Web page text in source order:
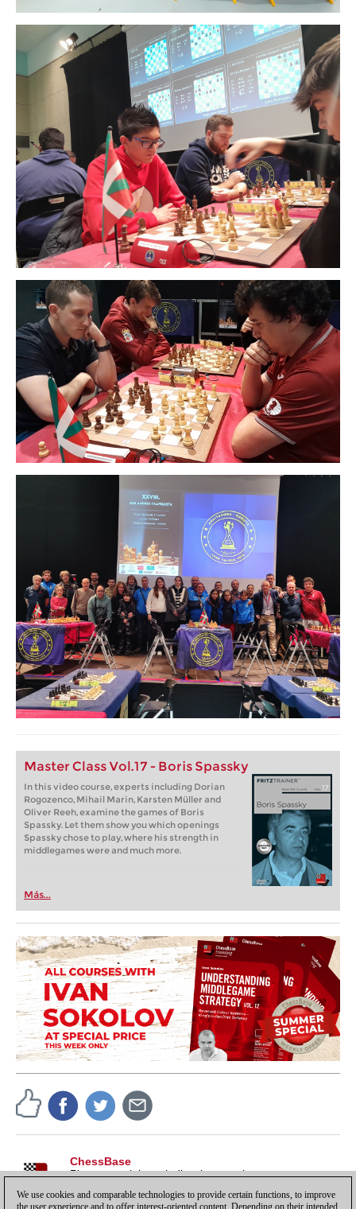
Master Class Vol.17 - Boris Spassky
In this video course, experts including Dorian
Rogozenco, Mihail Marin, Karsten Müller and
Oliver Reeh, examine the games of Boris
Spassky. Let them show you which openings
Spassky chose to play, where his strength in
middlegames were and much more.
Más...
ChessBase
Pistas, tutoriales e indicaciones sobre nuestros
We use cookies and comparable technologies to provide certain functions, to improve
the user experience and to offer interest-oriented content. Depending on their intended